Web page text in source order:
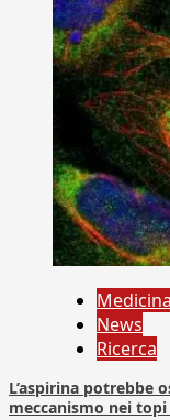
Medicina
News
Ricerca
L’aspirina potrebbe
meccanismo nei